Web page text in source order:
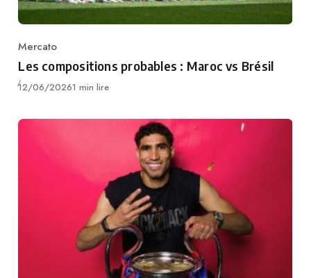
Category
Mercato
Les compositions probables : Maroc vs Brésil
Publié
12/06/20261 min lire